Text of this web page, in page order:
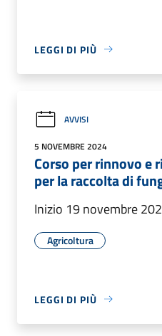
LEGGI DI PIÙ
AVVISI
5 NOVEMBRE 2024
Corso per rinnovo e
per la raccolta di
Inizio 19 novembre
Agricoltura
LEGGI DI PIÙ